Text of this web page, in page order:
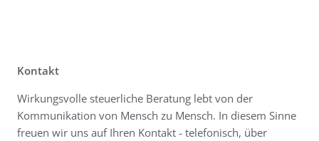
Kontakt
Wirkungsvolle steuerliche Beratung lebt von der
Kommunikation von Mensch zu Mensch. In diesem Sinne
freuen wir uns auf Ihren Kontakt - telefonisch, über